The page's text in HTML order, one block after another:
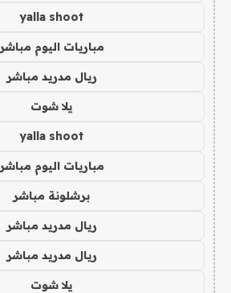
yalla shoot
مباريات اليوم مباشر
ريال مدريد مباشر
يلا شوت
yalla shoot
مباريات اليوم مباشر
برشلونة مباشر
ريال مدريد مباشر
ريال مدريد مباشر
يلا شوت